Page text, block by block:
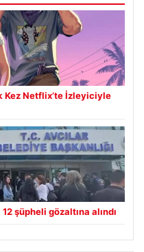
Kez Netflix’te İzleyiciyle
şüpheli gözaltına alındı